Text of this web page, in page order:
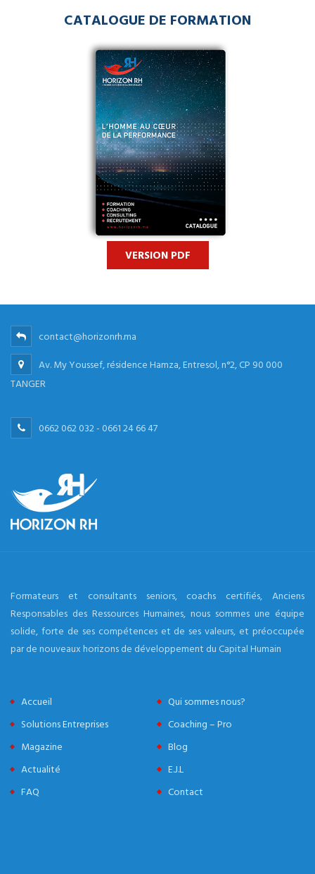
CATALOGUE DE FORMATION
VERSION PDF
contact@horizonrh.ma
Av. My Youssef, résidence Hamza, Entresol, n°2, CP 90 000
TANGER
0662 062 032 - 0661 24 66 47
Formateurs et consultants seniors, coachs certifiés, Anciens
Responsables des Ressources Humaines, nous sommes une équipe
solide, forte de ses compétences et de ses valeurs, et préoccupée
par de nouveaux horizons de développement du Capital Humain
Accueil
Qui sommes nous?
Solutions Entreprises
Coaching – Pro
Magazine
Blog
Actualité
E.J.L
FAQ
Contact